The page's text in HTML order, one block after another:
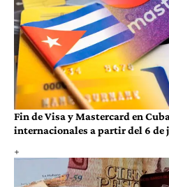
Fin de Visa y Mastercard en
internacionales a partir del 6 de